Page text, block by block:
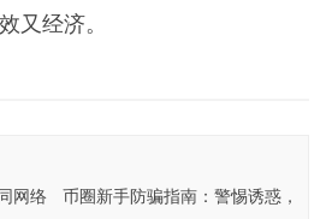
又经济。
网络
币圈新手防骗指南：警惕诱惑，